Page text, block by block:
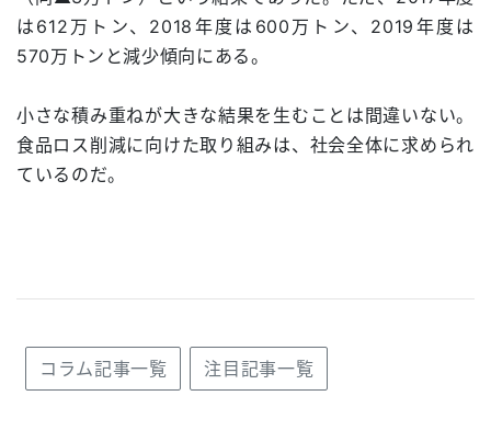
は612万トン、2018年度は600万トン、2019年度は
570万トンと減少傾向にある。
小さな積み重ねが大きな結果を生むことは間違いない。
食品ロス削減に向けた取り組みは、社会全体に求められ
ているのだ。
コラム記事一覧 注目記事一覧